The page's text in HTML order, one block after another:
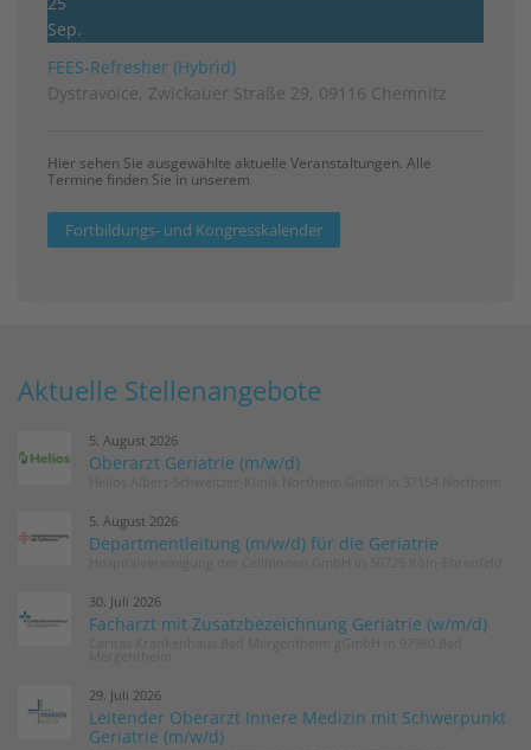
Sep.
FEES-Refresher (Hybrid)
Dystravoice, Zwickauer Straße 29, 09116 Chemnitz
Hier sehen Sie ausgewählte aktuelle Veranstaltungen. Alle
Termine finden Sie in unserem
Fortbildungs- und Kongresskalender
Aktuelle Stellenangebote
5. August 2026
Oberarzt Geriatrie (m/w/d)
5. August 2026
Departmentleitung (m/w/d) für die Geriatrie
30. Juli 2026
Facharzt mit Zusatzbezeichnung Geriatrie (w/m/d)
29. Juli 2026
Leitender Oberarzt Innere Medizin mit Schwerpunkt
Geriatrie (m/w/d)